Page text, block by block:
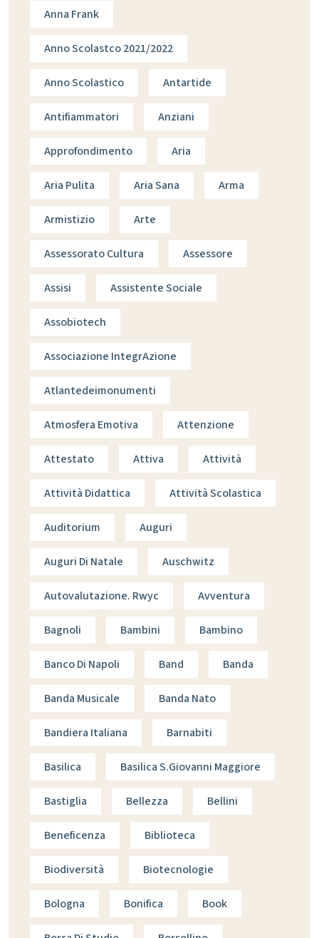
Anna Frank
Anno Scolastco 2021/2022
Anno Scolastico Antartide
Antifiammatori Anziani
Approfondimento Aria
Aria Pulita Aria Sana Arma
Armistizio Arte
Assessorato Cultura Assessore
Assisi Assistente Sociale
Assobiotech
Associazione IntegrAzione
Atlantedeimonumenti
Atmosfera Emotiva Attenzione
Attestato Attiva Attività
Attività Didattica Attività Scolastica
Auditorium Auguri
Auguri Di Natale Auschwitz
Autovalutazione. Rwyc Avventura
Bagnoli Bambini Bambino
Banco Di Napoli Band Banda
Banda Musicale Banda Nato
Bandiera Italiana Barnabiti
Basilica Basilica S.giovanni Maggiore
Bastiglia Bellezza Bellini
Beneficenza Biblioteca
Biodiversità Biotecnologie
Bologna Bonifica Book